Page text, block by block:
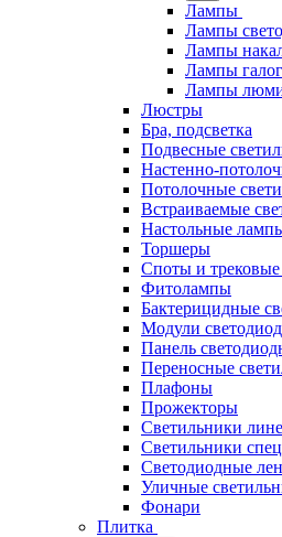
Лампы
Лампы
Лампы
Лампы
Лампы
Люстры
Бра, подсветка
Подвесные
Настенно-
Потолочные
Встраиваемые
Настольные
Торшеры
Споты и трековые
Фитолампы
Бактерицидные
Модули
Панель
Переносные
Плафоны
Прожекторы
Светильники
Светильники
Светодиодные
Уличные
Фонари
Плитка